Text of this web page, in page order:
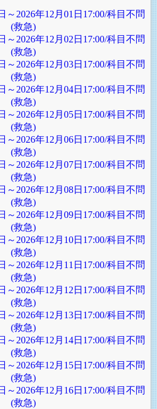
～2026年12月01日17:00/科目不問
(救急)
～2026年12月02日17:00/科目不問
(救急)
～2026年12月03日17:00/科目不問
(救急)
～2026年12月04日17:00/科目不問
(救急)
～2026年12月05日17:00/科目不問
(救急)
～2026年12月06日17:00/科目不問
(救急)
～2026年12月07日17:00/科目不問
(救急)
～2026年12月08日17:00/科目不問
(救急)
～2026年12月09日17:00/科目不問
(救急)
～2026年12月10日17:00/科目不問
(救急)
～2026年12月11日17:00/科目不問
(救急)
～2026年12月12日17:00/科目不問
(救急)
～2026年12月13日17:00/科目不問
(救急)
～2026年12月14日17:00/科目不問
(救急)
～2026年12月15日17:00/科目不問
(救急)
～2026年12月16日17:00/科目不問
(救急)